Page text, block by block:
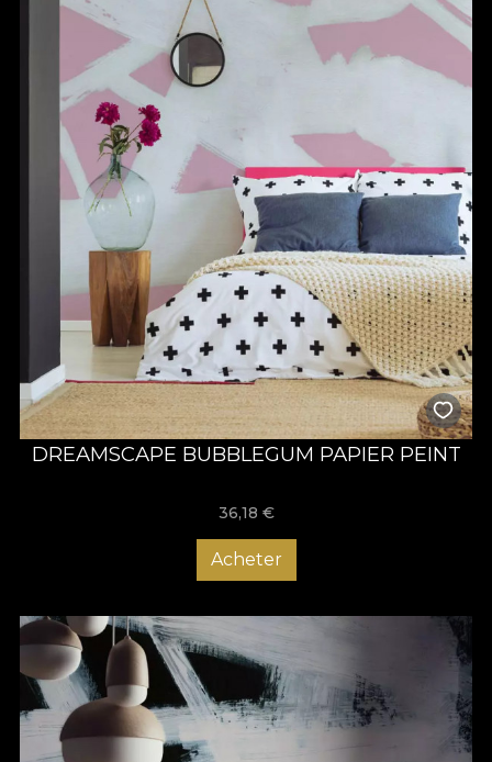
DREAMSCAPE BUBBLEGUM PAPIER PEINT
36,18 €
Acheter